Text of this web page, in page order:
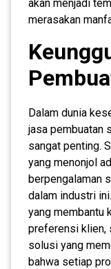
akan menjadi
merasakan
Dalam dunia
jasa pembuatan
sangat penting.
yang menonjol
berpengalaman
dalam industri
yang membantu
preferensi klien,
solusi yang
bahwa setiap